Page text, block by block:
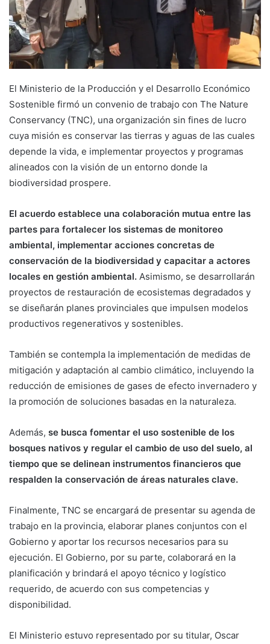
El Ministerio de la Producción y el Desarrollo Económico
Sostenible firmó un convenio de trabajo con The Nature
Conservancy (TNC), una organización sin fines de lucro
cuya misión es conservar las tierras y aguas de las cuales
depende la vida, e implementar proyectos y programas
alineados con la visión de un entorno donde la
biodiversidad prospere.
El acuerdo establece una colaboración mutua entre las
partes para fortalecer los sistemas de monitoreo
ambiental, implementar acciones concretas de
conservación de la biodiversidad y capacitar a actores
locales en gestión ambiental. Asimismo, se desarrollarán
proyectos de restauración de ecosistemas degradados y
se diseñarán planes provinciales que impulsen modelos
productivos regenerativos y sostenibles.
También se contempla la implementación de medidas de
mitigación y adaptación al cambio climático, incluyendo la
reducción de emisiones de gases de efecto invernadero y
la promoción de soluciones basadas en la naturaleza.
Además, se busca fomentar el uso sostenible de los
bosques nativos y regular el cambio de uso del suelo, al
tiempo que se delinean instrumentos financieros que
respalden la conservación de áreas naturales clave.
Finalmente, TNC se encargará de presentar su agenda de
trabajo en la provincia, elaborar planes conjuntos con el
Gobierno y aportar los recursos necesarios para su
ejecución. El Gobierno, por su parte, colaborará en la
planificación y brindará el apoyo técnico y logístico
requerido, de acuerdo con sus competencias y
disponibilidad.
El Ministerio estuvo representado por su titular, Oscar